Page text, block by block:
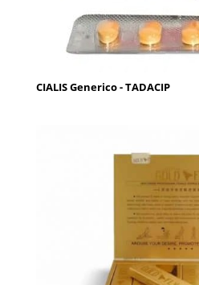
CIALIS Generico - TADACIP